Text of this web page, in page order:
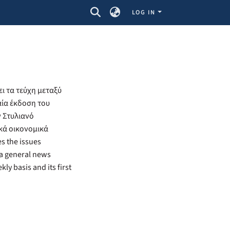
LOG IN
τα τεύχη μεταξύ
έκδοση του
οικονομικά
the issues
general news
basis and its first